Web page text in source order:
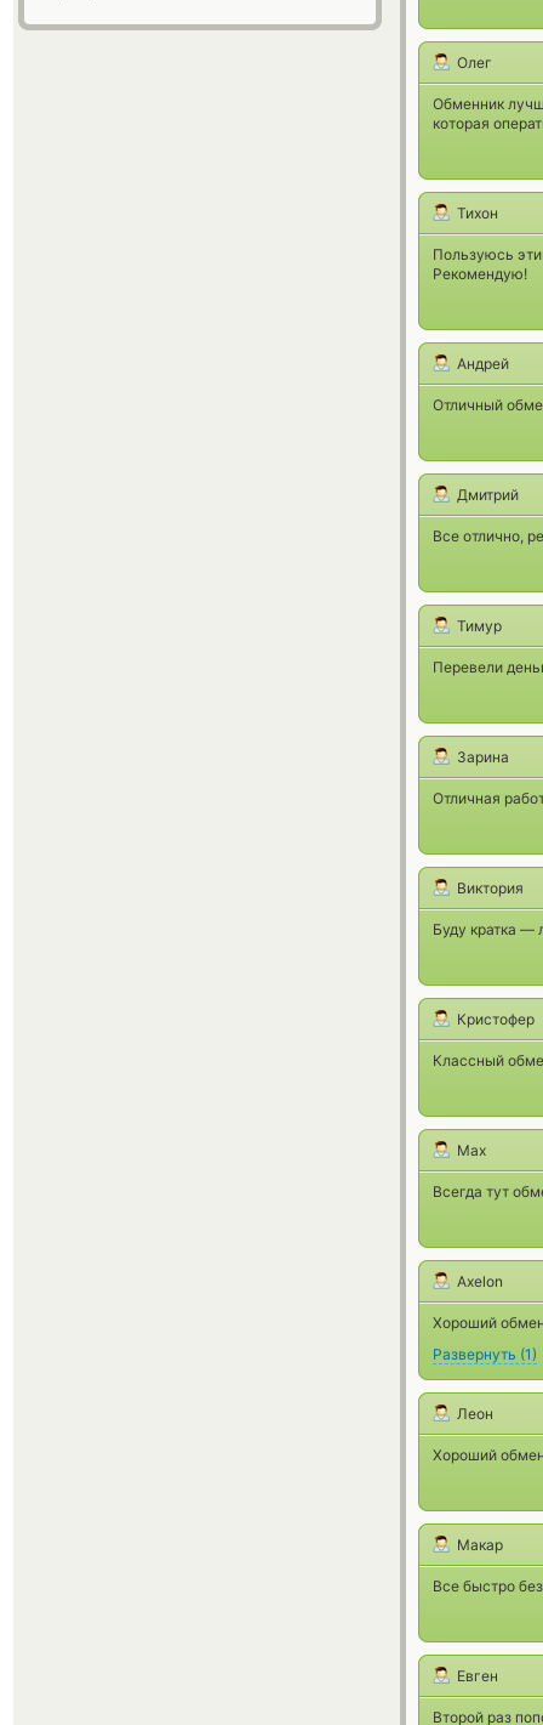
Олег
Обменник
которая
Тихон
Пользуюсь
Рекомендую!
Андрей
Отличный
Дмитрий
Все отлично,
Тимур
Перевели
Зарина
Отличная
Виктория
Буду кратка —
Кристофер
Классный
Max
Всегда тут
Axelon
Хороший
Развернуть (1)
Леон
Хороший
Макар
Все быстро
Евген
Второй раз